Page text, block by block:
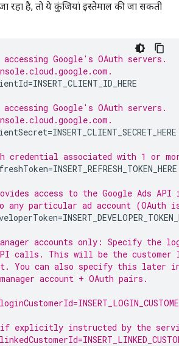
रहा है, तो ये कुंजियां इस्तेमाल की जा सकती
Google's OAuth servers.
=INSERT_CLIENT_ID_HERE
Google's OAuth servers.
=INSERT_CLIENT_SECRET_HERE
credential associated with 1 or
=INSERT_REFRESH_TOKEN_HERE
access to the Google Ads
any particular ad account (OAuth
=
accounts only: Specify the
calls. This will be the customer
You can also specify this later
account + OAuth pairs.
explicitly instructed by the